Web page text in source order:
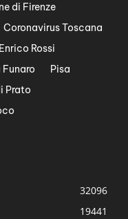
di Firenze
Coronavirus Toscana
Enrico Rossi
Funaro
Pisa
Prato
32096
19441